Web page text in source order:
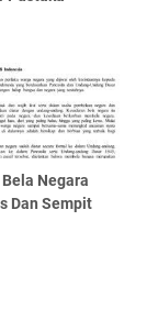
Negara
Dan Sempit